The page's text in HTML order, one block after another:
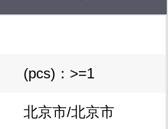
(pcs)：>=1
北京市/北京市